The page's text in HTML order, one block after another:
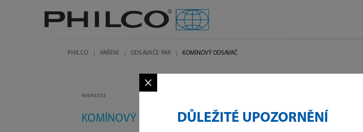
PHILCO VAŘENÍ ODSAVAČE PAR KOMÍNOVÝ ODSAVAČ
40049232
KOMÍNOVÝ ODSAVAČ
×
DŮLEŽITÉ UPOZORNĚNÍ